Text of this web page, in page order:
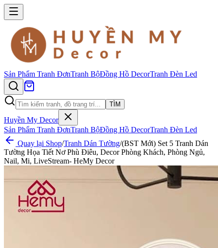
Sản Phẩm Tranh ĐơnTranh BộĐồng Hồ DecorTranh Đèn Led
TÌM
Huyền My Decor
Sản Phẩm Tranh ĐơnTranh BộĐồng Hồ DecorTranh Đèn Led
Quay lại Shop/Tranh Dán Tường/(BST Mới) Set 5 Tranh Dán
Tường Họa Tiết Nơ Phù Điêu, Decor Phòng Khách, Phòng Ngủ,
Nail, Mi, LiveStream- HeMy Decor